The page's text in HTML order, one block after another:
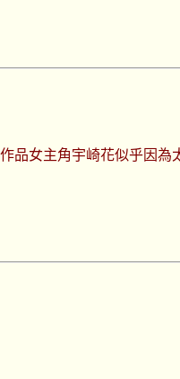
女主角宇崎花似乎因為